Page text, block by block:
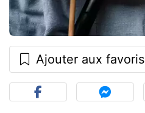
Ajouter aux favoris